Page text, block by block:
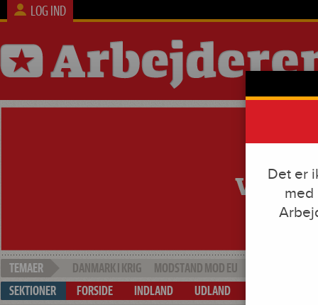
LOG IND
DANMARK I KRIG MODSTAND MOD EU
FORSIDE
INDLAND UDLAND
Det er